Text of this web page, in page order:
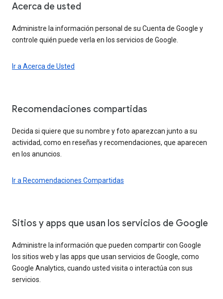
Acerca de usted
Administre la información personal de su Cuenta de Google y
controle quién puede verla en los servicios de Google.
Ir a Acerca de Usted
Recomendaciones compartidas
Decida si quiere que su nombre y foto aparezcan junto a su
actividad, como en reseñas y recomendaciones, que aparecen
en los anuncios.
Ir a Recomendaciones Compartidas
Sitios y apps que usan los servicios de Google
Administre la información que pueden compartir con Google
los sitios web y las apps que usan servicios de Google, como
Google Analytics, cuando usted visita o interactúa con sus
servicios.